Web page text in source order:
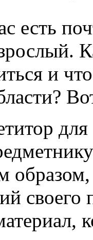
есть
и
образом,
своего